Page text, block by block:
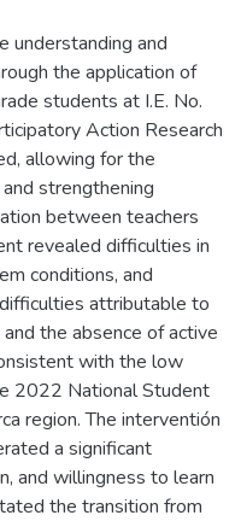
understanding and
the application of
students at I.E. No.
Action Research
allowing for the
strengthening
between teachers
revealed difficulties in
conditions, and
attributable to
the absence of active
with the low
2022 National Student
region. The interventión
a significant
and willingness to learn
the transition from